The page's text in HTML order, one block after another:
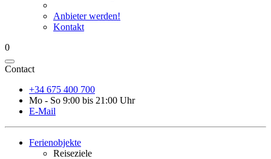
Anbieter werden!
Kontakt
0
Contact
+34 675 400 700
Mo - So 9:00 bis 21:00 Uhr
E-Mail
Ferienobjekte
Reiseziele